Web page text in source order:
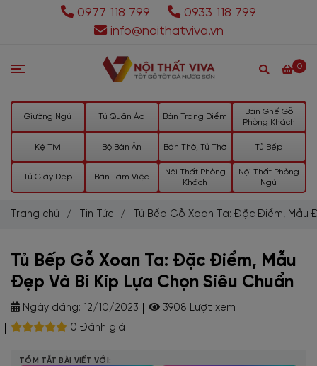
0977 118 799
0933 118 799
info@noithatviva.vn
0
Giường Ngủ Tủ Quần Áo Bàn Trang Điểm
Bàn Ghế Gỗ
Phòng Khách
Kệ Tivi Bộ Bàn Ăn Bàn Thờ, Tủ Thờ Tủ Bếp
Tủ Giày Dép Bàn Làm Việc
Nội Thất Phòng
Khách
Nội Thất Phòng
Ngủ
Trang chủ / Tin Tức / Tủ Bếp Gỗ Xoan Ta: Đặc Điểm, Mẫu
Tủ Bếp Gỗ Xoan Ta: Đặc Điểm, Mẫu
Đẹp Và Bí Kíp Lựa Chọn Siêu Chuẩn
Ngày đăng: 12/10/2023
3908 Lượt xem
0 Đánh giá
TÓM TẮT BÀI VIẾT VỚI: